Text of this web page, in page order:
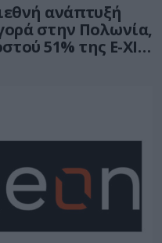
ανάπτυξή
στην Πολωνία,
51% της E-XIM